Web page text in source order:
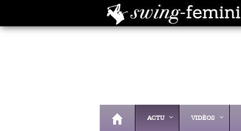
ACTU VIDÉOS